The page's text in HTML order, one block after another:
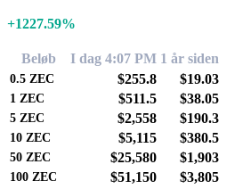
+1227.59%
Beløb I dag 4:07 PM 1 år siden
0.5 ZEC $255.8 $19.03
1 ZEC $511.5 $38.05
5 ZEC $2,558 $190.3
10 ZEC $5,115 $380.5
50 ZEC $25,580 $1,903
100 ZEC $51,150 $3,805